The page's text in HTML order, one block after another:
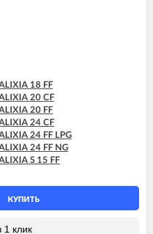
18 FF
20 CF
20 FF
24 CF
24 FF LPG
24 FF NG
S 15 FF
S 18 FF
S 20 CF
S 20 FF
S 24 CF
КУПИТЬ
1 клик